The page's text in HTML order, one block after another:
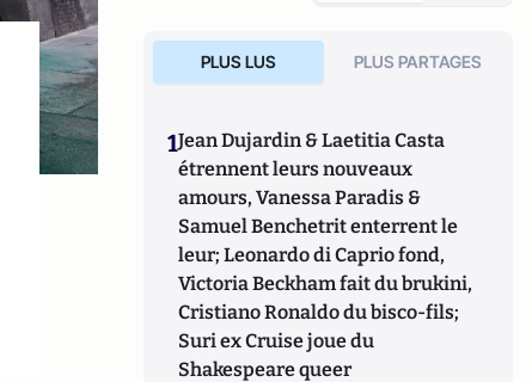
PLUS LUS PLUS PARTAGES
1Jean Dujardin & Laetitia Casta
étrennent leurs nouveaux
amours, Vanessa Paradis &
Samuel Benchetrit enterrent le
leur; Leonardo di Caprio fond,
Victoria Beckham fait du brukini,
Cristiano Ronaldo du bisco-fils;
Suri ex Cruise joue du
Shakespeare queer